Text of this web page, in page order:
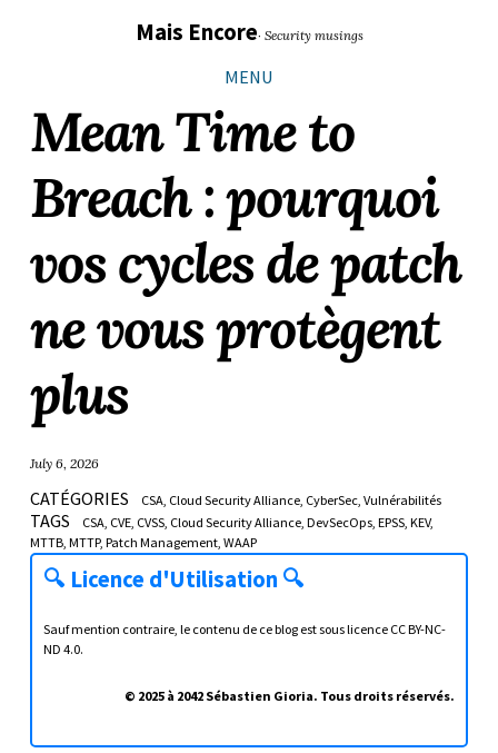
principale
page
Mais Encore· Security musings
MENU
Mean Time to
Breach : pourquoi
vos cycles de patch
ne vous protègent
plus
July 6, 2026
CATÉGORIES CSA Cloud Security Alliance CyberSec Vulnérabilités
TAGS CSA CVE CVSS Cloud Security Alliance DevSecOps EPSS KEV
MTTB MTTP Patch Management WAAP
🔍 Licence d'Utilisation 🔍
Sauf mention contraire, le contenu de ce blog est sous licence CC BY-NC-
ND 4.0.
© 2025 à 2042 Sébastien Gioria. Tous droits réservés.